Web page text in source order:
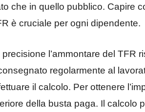
che in quello pubblico. Capire
è cruciale per ogni dipendente.
l’ammontare del TFR
regolarmente al
il calcolo. Per ottenere
della busta paga. Il calcolo